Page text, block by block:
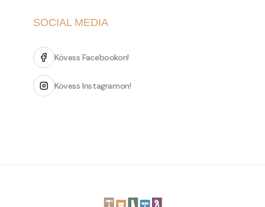
SOCIAL MEDIA
Kövess Facebookon!
Kövess Instagramon!